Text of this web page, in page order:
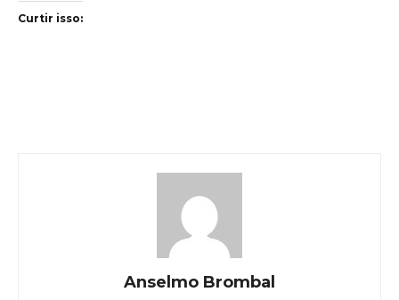
Curtir isso:
Anselmo Brombal